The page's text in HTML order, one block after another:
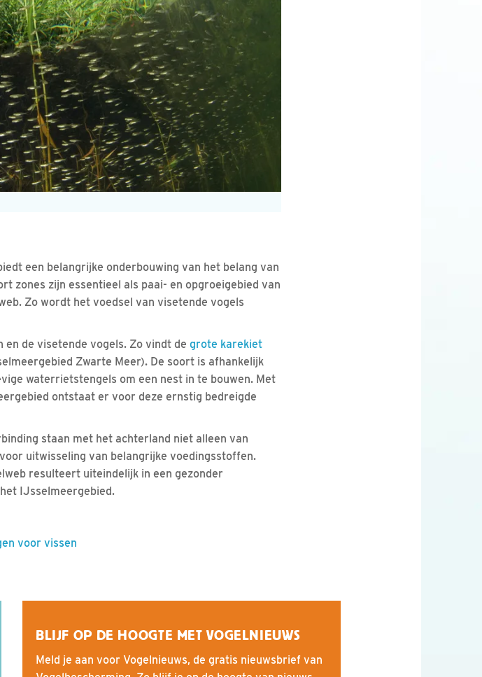
een belangrijke onderbouwing van het belang van
zones zijn essentieel als paai- en opgroeigebied van
Zo wordt het voedsel van visetende vogels
de visetende vogels. Zo vindt de grote karekiet
Zwarte Meer). De soort is afhankelijk
waterrietstengels om een nest in te bouwen. Met
ontstaat er voor deze ernstig bedreigde
staan met het achterland niet alleen van
uitwisseling van belangrijke voedingsstoffen.
resulteert uiteindelijk in een gezonder
IJsselmeergebied.
voor vissen
BLIJF OP DE HOOGTE MET VOGELNIEUWS
Meld je aan voor Vogelnieuws, de gratis nieuwsbrief van